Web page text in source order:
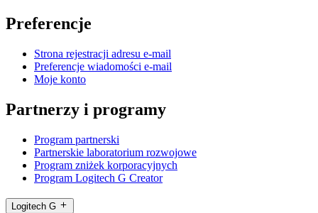
Preferencje
Strona rejestracji adresu e-mail
Preferencje wiadomości e-mail
Moje konto
Partnerzy i programy
Program partnerski
Partnerskie laboratorium rozwojowe
Program zniżek korporacyjnych
Program Logitech G Creator
Logitech G